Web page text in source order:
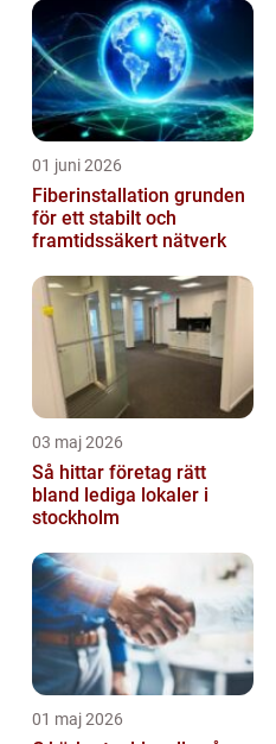
01 juni 2026
Fiberinstallation grunden
för ett stabilt och
framtidssäkert nätverk
03 maj 2026
Så hittar företag rätt
bland lediga lokaler i
stockholm
01 maj 2026